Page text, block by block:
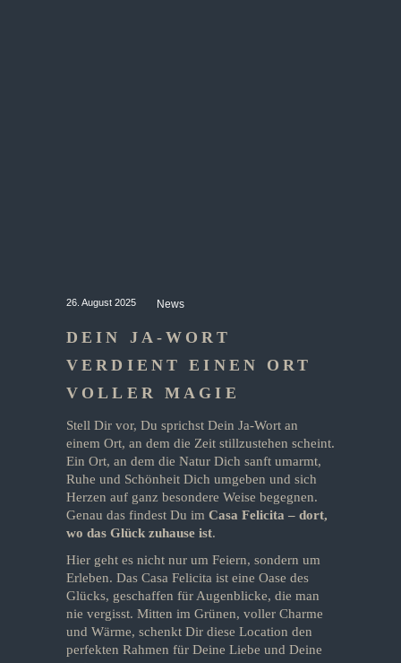
26. August 2025 News
DEIN JA-WORT
VERDIENT EINEN ORT
VOLLER MAGIE
Stell Dir vor, Du sprichst Dein Ja-Wort an
einem Ort, an dem die Zeit stillzustehen scheint.
Ein Ort, an dem die Natur Dich sanft umarmt,
Ruhe und Schönheit Dich umgeben und sich
Herzen auf ganz besondere Weise begegnen.
Genau das findest Du im Casa Felicita – dort,
wo das Glück zuhause ist.
Hier geht es nicht nur um Feiern, sondern um
Erleben. Das Casa Felicita ist eine Oase des
Glücks, geschaffen für Augenblicke, die man
nie vergisst. Mitten im Grünen, voller Charme
und Wärme, schenkt Dir diese Location den
perfekten Rahmen für Deine Liebe und Deine